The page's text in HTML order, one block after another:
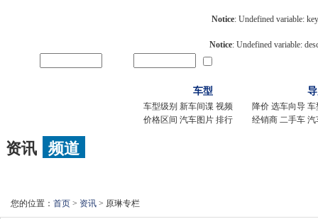
Notice: Undefined variable:
Notice: Undefined variable:
车型
车型级别 新车间谍 视频
价格区间 汽车图片 排行
降价 选车向导 车
经销商 二手车 汽
资讯 频道
您的位置： 首页 > 资讯 > 原琳专栏